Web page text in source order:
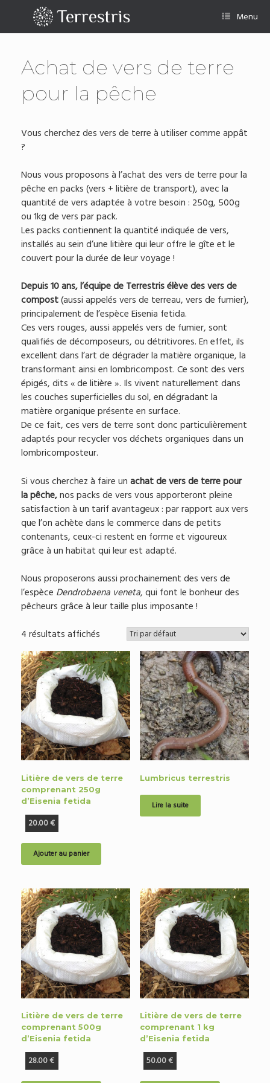
Menu
Achat de vers de terre
pour la pêche
Vous cherchez des vers de terre à utiliser comme appât
?
Nous vous proposons à l’achat des vers de terre pour la
pêche en packs (vers + litière de transport), avec la
quantité de vers adaptée à votre besoin : 250g, 500g
ou 1kg de vers par pack.
Les packs contiennent la quantité indiquée de vers,
installés au sein d’une litière qui leur offre le gîte et le
couvert pour la durée de leur voyage !
Depuis 10 ans, l’équipe de Terrestris élève des vers de
compost(aussi appelés vers de terreau, vers de fumier),
principalement de l’espèce Eisenia fetida.
Ces vers rouges, aussi appelés vers de fumier, sont
qualifiés de décomposeurs, ou détritivores. En effet, ils
excellent dans l’art de dégrader la matière organique, la
transformant ainsi en lombricompost. Ce sont des vers
épigés, dits « de litière ». Ils vivent naturellement dans
les couches superficielles du sol, en dégradant la
matière organique présente en surface.
De ce fait, ces vers de terre sont donc particulièrement
adaptés pour recycler vos déchets organiques dans un
lombricomposteur.
Si vous cherchez à faire un achat de vers de terre pour
la pêche,nos packs de vers vous apporteront pleine
satisfaction à un tarif avantageux : par rapport aux vers
que l’on achète dans le commerce dans de petits
contenants, ceux-ci restent en forme et vigoureux
grâce à un habitat qui leur est adapté.
Nous proposerons aussi prochainement des vers de
l’espèce Dendrobaena veneta, qui font le bonheur des
pêcheurs grâce à leur taille plus imposante !
4 résultats affichés
Litière de vers de terre
comprenant 250g
d’Eisenia fetida
20.00€
Ajouter au panier
Lumbricus terrestris
Lire la suite
Litière de vers de terre
comprenant 500g
d’Eisenia fetida
28.00€
Litière de vers de terre
comprenant 1 kg
d’Eisenia fetida
50.00€